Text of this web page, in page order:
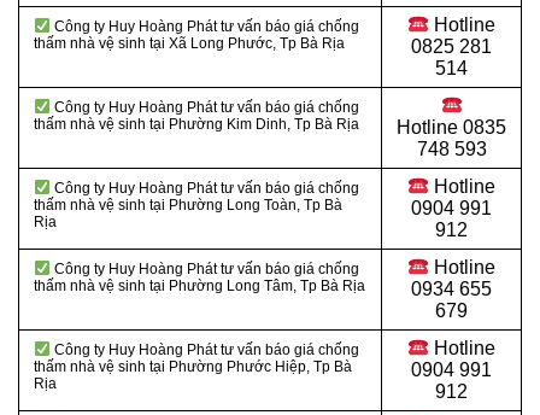
Công ty Huy Hoàng Phát tư vấn báo giá chống
thấm nhà vệ sinh tại Xã Long Phước, Tp Bà Rịa
Hotline
0825 281
514
Công ty Huy Hoàng Phát tư vấn báo giá chống
thấm nhà vệ sinh tại Phường Kim Dinh, Tp Bà Rịa
Hotline 0835
748 593
Công ty Huy Hoàng Phát tư vấn báo giá chống
thấm nhà vệ sinh tại Phường Long Toàn, Tp Bà
Rịa
Hotline
0904 991
912
Công ty Huy Hoàng Phát tư vấn báo giá chống
thấm nhà vệ sinh tại Phường Long Tâm, Tp Bà Rịa
Hotline
0934 655
679
Công ty Huy Hoàng Phát tư vấn báo giá chống
thấm nhà vệ sinh tại Phường Phước Hiệp, Tp Bà
Rịa
Hotline
0904 991
912